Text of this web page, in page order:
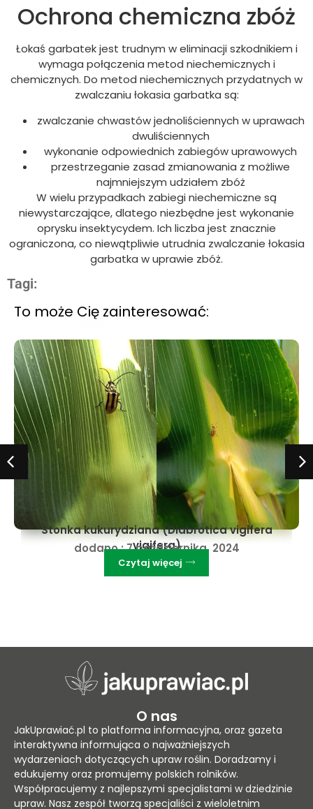
Ochrona chemiczna zbóż
Łokaś garbatek jest trudnym w eliminacji szkodnikiem i
wymaga połączenia metod niechemicznych i
chemicznych. Do metod niechemicznych przydatnych w
zwalczaniu łokasia garbatka są:
zwalczanie chwastów jednoliściennych w uprawach
dwuliściennych
wykonanie odpowiednich zabiegów uprawowych
przestrzeganie zasad zmianowania z możliwe
najmniejszym udziałem zbóż
W wielu przypadkach zabiegi niechemiczne są
niewystarczające, dlatego niezbędne jest wykonanie
oprysku insektycydem. Ich liczba jest znacznie
ograniczona, co niewątpliwie utrudnia zwalczanie łokasia
garbatka w uprawie zbóż.
Tagi:
To może Cię zainteresować:
Rolnice - zwalczanie w uprawach
dodano :17 lutego, 2024
Czytaj więcej
O nas
JakUprawiać.pl to platforma informacyjna, oraz gazeta
interaktywna informująca o najważniejszych
wydarzeniach dotyczących upraw roślin. Doradzamy i
edukujemy oraz promujemy polskich rolników.
Współpracujemy z najlepszymi specjalistami w dziedzinie
upraw. Nasz zespół tworzą specjaliści z wieloletnim